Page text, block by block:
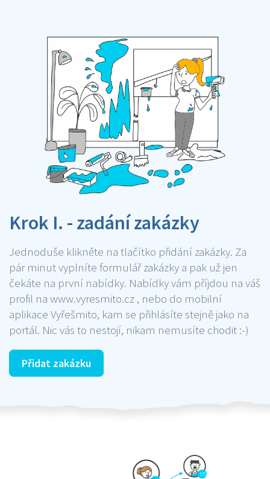
Krok I. - zadání zakázky
Jednoduše klikněte na tlačítko přidání zakázky. Za
pár minut vyplníte formulář zakázky a pak už jen
čekáte na první nabídky. Nabídky vám příjdou na váš
profil na www.vyresmito.cz , nebo do mobilní
aplikace Vyřešmito, kam se přihlásíte stejně jako na
portál. Nic vás to nestojí, nikam nemusíte chodit :-)
Přidat zakázku